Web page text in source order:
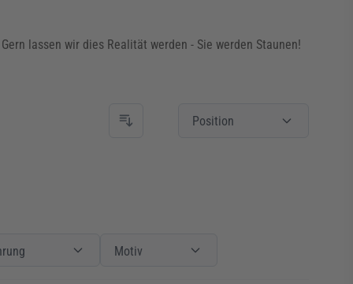
lassen wir dies Realität werden - Sie werden Staunen!
Position
Motiv